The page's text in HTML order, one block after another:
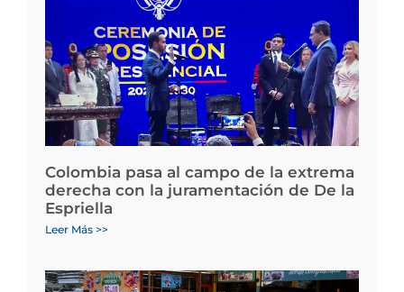
Colombia pasa al campo de la extrema
derecha con la juramentación de De la
Espriella
Leer Más >>